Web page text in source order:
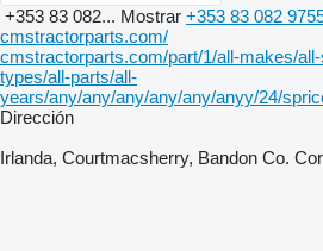
+353 83 082... Mostrar +353 83 082
cmstractorparts.com/
cmstractorparts.com/part/1/all-makes/
types/all-parts/all-
years/any/any/any/any/any/anyy/24/
Dirección
Irlanda, Courtmacsherry, Bandon Co.